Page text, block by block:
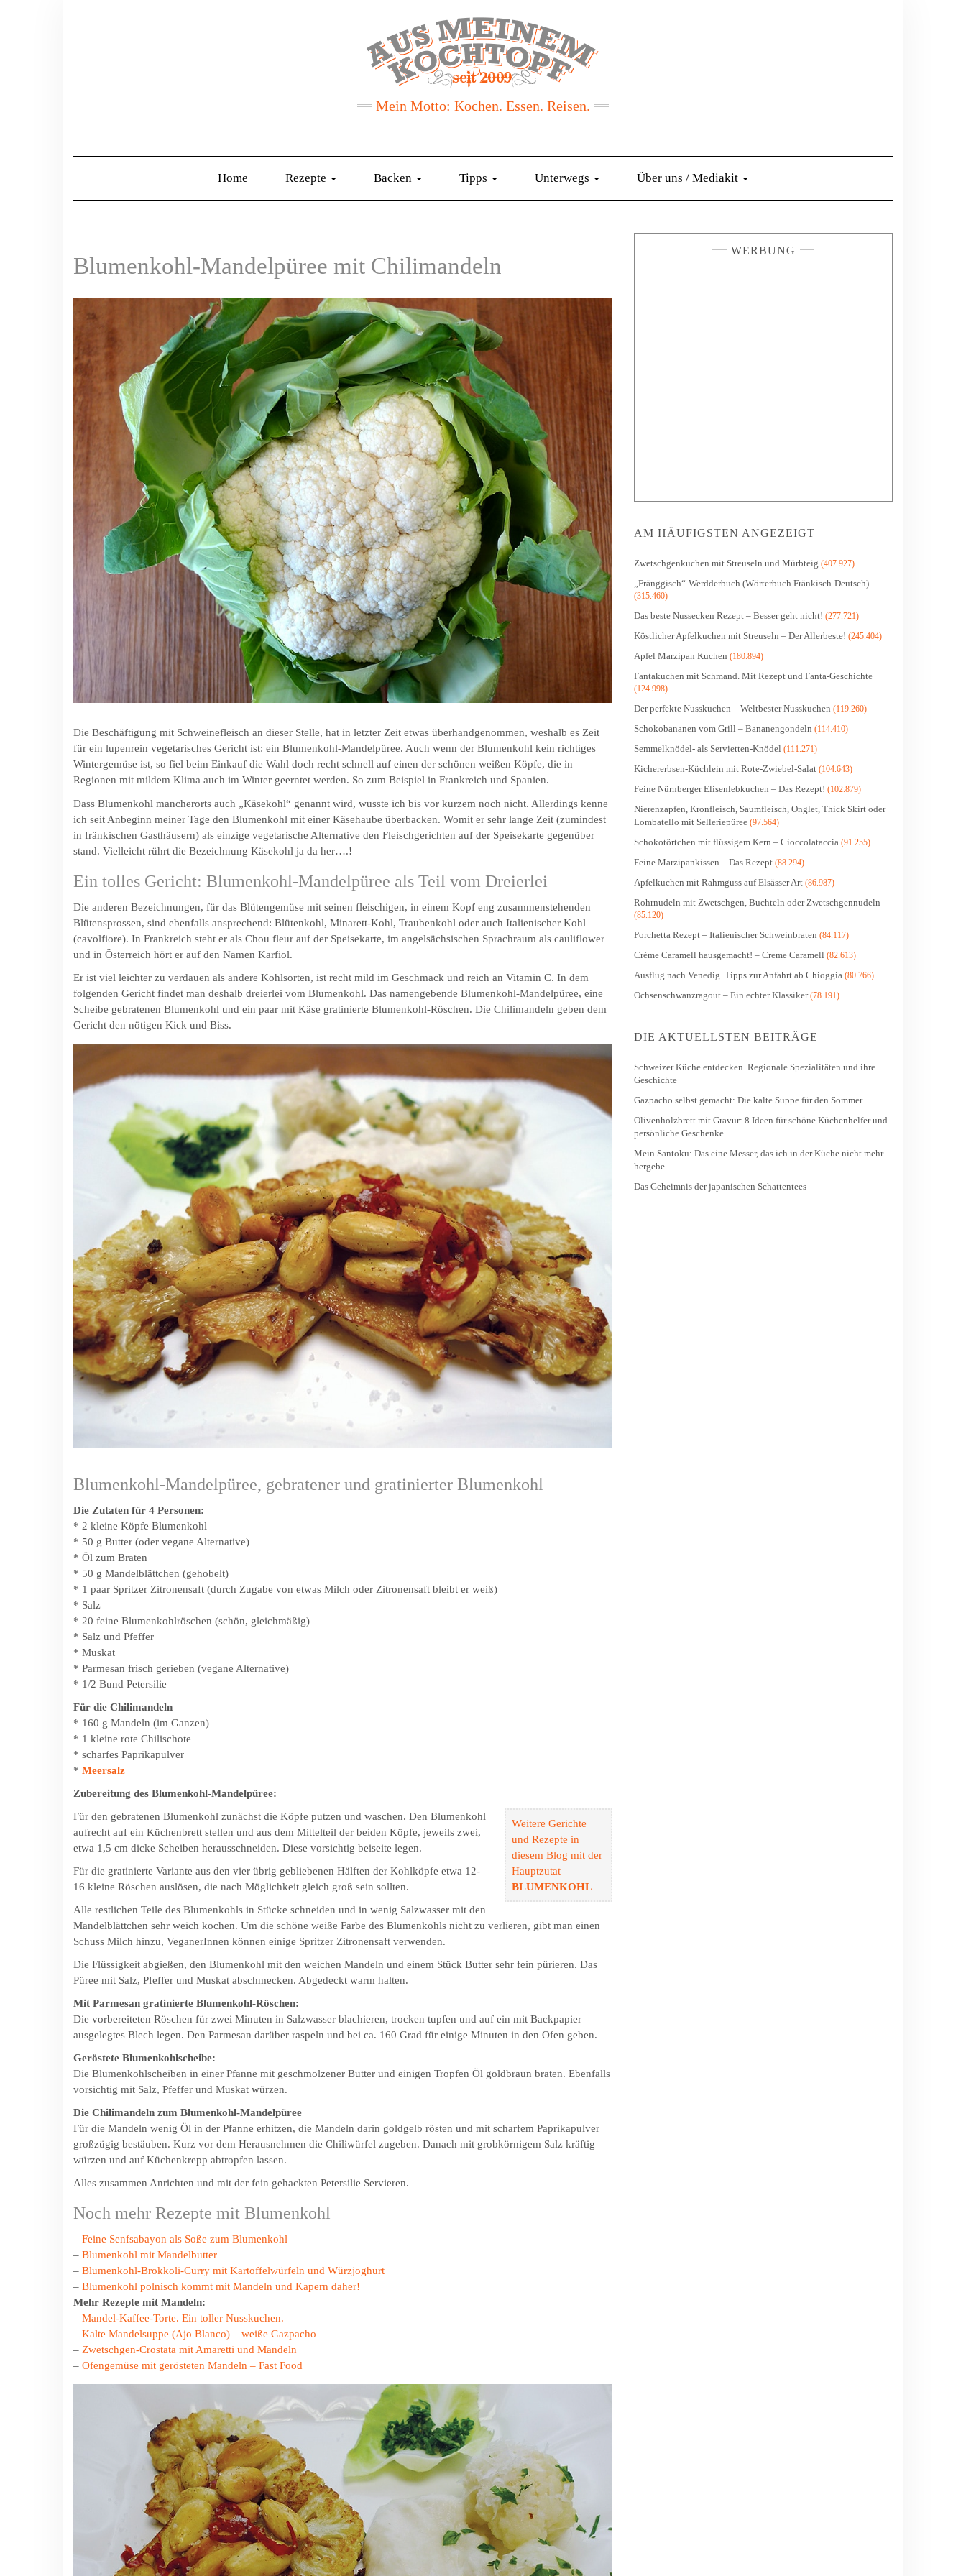
Mein Motto: Kochen. Essen. Reisen.
Home Rezepte Backen Tipps Unterwegs Über uns / Mediakit
Blumenkohl-Mandelpüree mit Chilimandeln
Die Beschäftigung mit Schweinefleisch an dieser Stelle, hat in letzter Zeit etwas überhandgenommen, weshalb es Zeit
für ein lupenrein vegetarisches Gericht ist: ein Blumenkohl-Mandelpüree. Auch wenn der Blumenkohl kein richtiges
Wintergemüse ist, so fiel beim Einkauf die Wahl doch recht schnell auf einen der schönen weißen Köpfe, die in
Regionen mit mildem Klima auch im Winter geerntet werden. So zum Beispiel in Frankreich und Spanien.
Dass Blumenkohl mancherorts auch „Käsekohl“ genannt wird, wusste ich bis vor kurzem noch nicht. Allerdings kenne
ich seit Anbeginn meiner Tage den Blumenkohl mit einer Käsehaube überbacken. Womit er sehr lange Zeit (zumindest
in fränkischen Gasthäusern) als einzige vegetarische Alternative den Fleischgerichten auf der Speisekarte gegenüber
stand. Vielleicht rührt die Bezeichnung Käsekohl ja da her….!
Ein tolles Gericht: Blumenkohl-Mandelpüree als Teil vom Dreierlei
Die anderen Bezeichnungen, für das Blütengemüse mit seinen fleischigen, in einem Kopf eng zusammenstehenden
Blütensprossen, sind ebenfalls ansprechend: Blütenkohl, Minarett-Kohl, Traubenkohl oder auch Italienischer Kohl
(cavolfiore). In Frankreich steht er als Chou fleur auf der Speisekarte, im angelsächsischen Sprachraum als cauliflower
und in Österreich hört er auf den Namen Karfiol.
Er ist viel leichter zu verdauen als andere Kohlsorten, ist recht mild im Geschmack und reich an Vitamin C. In dem
folgenden Gericht findet man deshalb dreierlei vom Blumenkohl. Das namengebende Blumenkohl-Mandelpüree, eine
Scheibe gebratenen Blumenkohl und ein paar mit Käse gratinierte Blumenkohl-Röschen. Die Chilimandeln geben dem
Gericht den nötigen Kick und Biss.
Blumenkohl-Mandelpüree, gebratener und gratinierter Blumenkohl
Die Zutaten für 4 Personen:
* 2 kleine Köpfe Blumenkohl
* 50 g Butter (oder vegane Alternative)
* Öl zum Braten
* 50 g Mandelblättchen (gehobelt)
* 1 paar Spritzer Zitronensaft (durch Zugabe von etwas Milch oder Zitronensaft bleibt er weiß)
* Salz
* 20 feine Blumenkohlröschen (schön, gleichmäßig)
* Salz und Pfeffer
* Muskat
* Parmesan frisch gerieben (vegane Alternative)
* 1/2 Bund Petersilie
Für die Chilimandeln
* 160 g Mandeln (im Ganzen)
* 1 kleine rote Chilischote
* scharfes Paprikapulver
* Meersalz
Zubereitung des Blumenkohl-Mandelpüree:
Weitere Gerichte
und Rezepte in
diesem Blog mit der
Hauptzutat
BLUMENKOHL
Für den gebratenen Blumenkohl zunächst die Köpfe putzen und waschen. Den Blumenkohl
aufrecht auf ein Küchenbrett stellen und aus dem Mittelteil der beiden Köpfe, jeweils zwei,
etwa 1,5 cm dicke Scheiben herausschneiden. Diese vorsichtig beiseite legen.
Für die gratinierte Variante aus den vier übrig gebliebenen Hälften der Kohlköpfe etwa 12-
16 kleine Röschen auslösen, die nach Möglichkeit gleich groß sein sollten.
Alle restlichen Teile des Blumenkohls in Stücke schneiden und in wenig Salzwasser mit den
Mandelblättchen sehr weich kochen. Um die schöne weiße Farbe des Blumenkohls nicht zu verlieren, gibt man einen
Schuss Milch hinzu, VeganerInnen können einige Spritzer Zitronensaft verwenden.
Die Flüssigkeit abgießen, den Blumenkohl mit den weichen Mandeln und einem Stück Butter sehr fein pürieren. Das
Püree mit Salz, Pfeffer und Muskat abschmecken. Abgedeckt warm halten.
Mit Parmesan gratinierte Blumenkohl-Röschen:
Die vorbereiteten Röschen für zwei Minuten in Salzwasser blachieren, trocken tupfen und auf ein mit Backpapier
ausgelegtes Blech legen. Den Parmesan darüber raspeln und bei ca. 160 Grad für einige Minuten in den Ofen geben.
Geröstete Blumenkohlscheibe:
Die Blumenkohlscheiben in einer Pfanne mit geschmolzener Butter und einigen Tropfen Öl goldbraun braten. Ebenfalls
vorsichtig mit Salz, Pfeffer und Muskat würzen.
Die Chilimandeln zum Blumenkohl-Mandelpüree
Für die Mandeln wenig Öl in der Pfanne erhitzen, die Mandeln darin goldgelb rösten und mit scharfem Paprikapulver
großzügig bestäuben. Kurz vor dem Herausnehmen die Chiliwürfel zugeben. Danach mit grobkörnigem Salz kräftig
würzen und auf Küchenkrepp abtropfen lassen.
Alles zusammen Anrichten und mit der fein gehackten Petersilie Servieren.
Noch mehr Rezepte mit Blumenkohl
– Feine Senfsabayon als Soße zum Blumenkohl
– Blumenkohl mit Mandelbutter
– Blumenkohl-Brokkoli-Curry mit Kartoffelwürfeln und Würzjoghurt
– Blumenkohl polnisch kommt mit Mandeln und Kapern daher!
Mehr Rezepte mit Mandeln:
– Mandel-Kaffee-Torte. Ein toller Nusskuchen.
– Kalte Mandelsuppe (Ajo Blanco) – weiße Gazpacho
– Zwetschgen-Crostata mit Amaretti und Mandeln
– Ofengemüse mit gerösteten Mandeln – Fast Food
WERBUNG
AM HÄUFIGSTEN ANGEZEIGT
Zwetschgenkuchen mit Streuseln und Mürbteig (407.927)
„Fränggisch“-Werdderbuch (Wörterbuch Fränkisch-Deutsch)
(315.460)
Das beste Nussecken Rezept – Besser geht nicht! (277.721)
Köstlicher Apfelkuchen mit Streuseln – Der Allerbeste! (245.404)
Apfel Marzipan Kuchen (180.894)
Fantakuchen mit Schmand. Mit Rezept und Fanta-Geschichte
(124.998)
Der perfekte Nusskuchen – Weltbester Nusskuchen (119.260)
Schokobananen vom Grill – Bananengondeln (114.410)
Semmelknödel- als Servietten-Knödel (111.271)
Kichererbsen-Küchlein mit Rote-Zwiebel-Salat (104.643)
Feine Nürnberger Elisenlebkuchen – Das Rezept! (102.879)
Nierenzapfen, Kronfleisch, Saumfleisch, Onglet, Thick Skirt oder
Lombatello mit Selleriepüree (97.564)
Schokotörtchen mit flüssigem Kern – Cioccolataccia (91.255)
Feine Marzipankissen – Das Rezept (88.294)
Apfelkuchen mit Rahmguss auf Elsässer Art (86.987)
Rohrnudeln mit Zwetschgen, Buchteln oder Zwetschgennudeln
(85.120)
Porchetta Rezept – Italienischer Schweinbraten (84.117)
Crème Caramell hausgemacht! – Creme Caramell (82.613)
Ausflug nach Venedig. Tipps zur Anfahrt ab Chioggia (80.766)
Ochsenschwanzragout – Ein echter Klassiker(78.191)
DIE AKTUELLSTEN BEITRÄGE
Schweizer Küche entdecken. Regionale Spezialitäten und ihre
Geschichte
Gazpacho selbst gemacht: Die kalte Suppe für den Sommer
Olivenholzbrett mit Gravur: 8 Ideen für schöne Küchenhelfer und
persönliche Geschenke
Mein Santoku: Das eine Messer, das ich in der Küche nicht mehr
hergebe
Das Geheimnis der japanischen Schattentees